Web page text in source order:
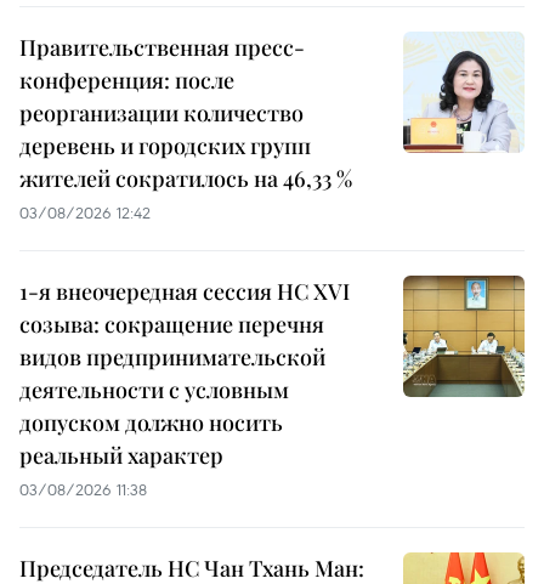
Правительственная пресс-
конференция: после
реорганизации количество
деревень и городских групп
жителей сократилось на 46,33 %
03/08/2026 12:42
1-я внеочередная сессия НС XVI
созыва: сокращение перечня
видов предпринимательской
деятельности с условным
допуском должно носить
реальный характер
03/08/2026 11:38
Председатель НС Чан Тхань Ман: